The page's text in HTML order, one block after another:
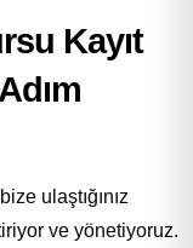
Kayıt
ulaştığınız
ve yönetiyoruz.